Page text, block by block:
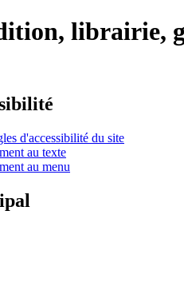
librairie,
d'accessibilité du site
au texte
au menu